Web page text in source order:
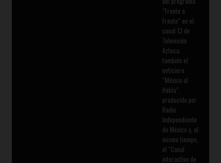
“Frente a
Frente” en el
canal 13 de
Televisión
Azteca;
también el
noticiero
“México al
Habla”,
producido por
Radio
Independiente
de México y, al
mismo tiempo,
el “Canal
interactivo de